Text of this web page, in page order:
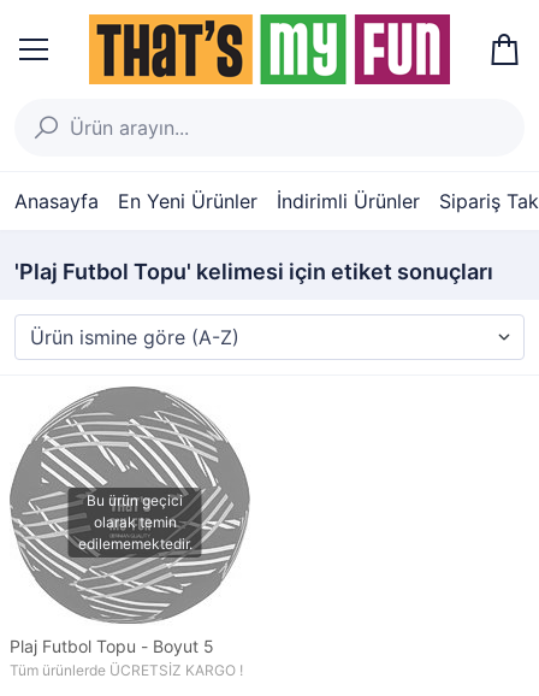
Anasayfa En Yeni Ürünler İndirimli Ürünler Sipariş
'Plaj Futbol Topu' kelimesi için etiket sonuçları
Plaj Futbol Topu - Boyut 5
Tüm ürünlerde ÜCRETSİZ KARGO !